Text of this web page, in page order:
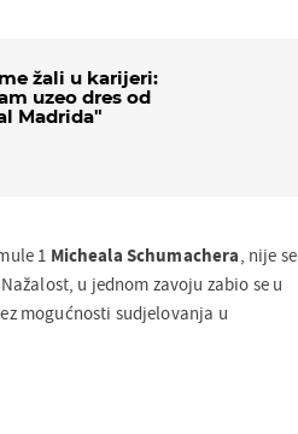
žali u karijeri:
uzeo dres od
Madrida"
1 Micheala Schumachera, nije se
u jednom zavoju zabio se u
mogućnosti sudjelovanja u